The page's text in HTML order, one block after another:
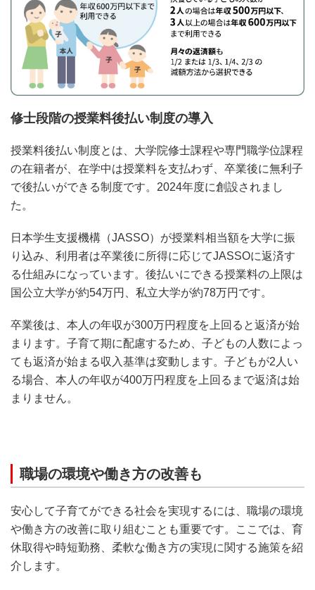
修士段階の授業料後払い制度の導入
授業料後払い制度とは、大学院修士課程や専門職学位課程
の在籍者が、在学中は授業料を支払わず、卒業後に無利子
で後払いができる制度です。2024年度に創設されまし
た。
日本学生支援機構（JASSO）が授業料相当額を大学に振
り込み、利用者は卒業後に所得に応じてJASSOに返済す
る仕組みになっています。後払いにできる授業料の上限は
国公立大学が約54万円、私立大学が約78万円です。
卒業後は、本人の年収が300万円程度を上回ると返済が始
まります。子育て期に配慮するため、子どもの人数によっ
ても返済が始まる収入基準は変動します。子どもが2人い
る場合、本人の年収が400万円程度を上回るまで返済は始
まりません。
職場の環境や働き方の改善も
安心して子育てができる社会を実現するには、職場の環境
や働き方の改善に取り組むことも重要です。ここでは、育
休取得や時短勤務、柔軟な働き方の実現に関する施策を紹
介します。